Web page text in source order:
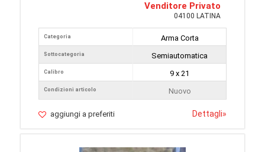
Venditore Privato
04100 LATINA
Categoria
Sottocategoria
Calibro
Condizioni articolo
Arma Corta
Semiautomatica
9 x 21
Nuovo
aggiungi a preferiti Dettagli»